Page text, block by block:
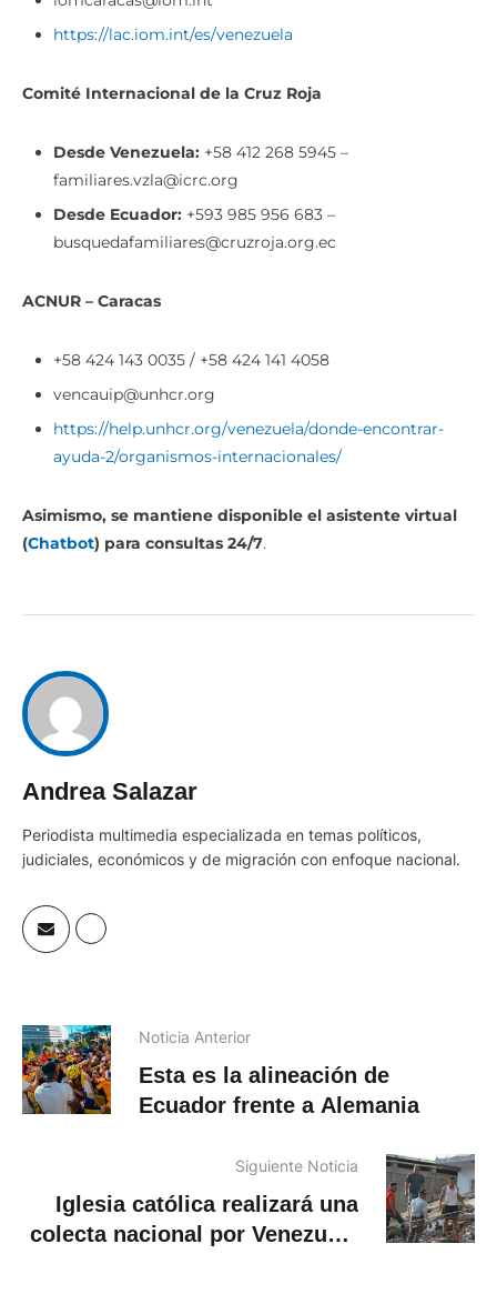
https://lac.iom.int/es/venezuela
Comité Internacional de la Cruz Roja
Desde Venezuela: +58 412 268 5945 –
familiares.vzla@icrc.org
Desde Ecuador: +593 985 956 683 –
busquedafamiliares@cruzroja.org.ec
ACNUR – Caracas
+58 424 143 0035 / +58 424 141 4058
vencauip@unhcr.org
https://help.unhcr.org/venezuela/donde-encontrar-
ayuda-2/organismos-internacionales/
Asimismo, se mantiene disponible el asistente virtual
(Chatbot) para consultas 24/7.
Andrea Salazar
Periodista multimedia especializada en temas políticos,
judiciales, económicos y de migración con enfoque nacional.
Noticia Anterior
Esta es la alineación de
Ecuador frente a Alemania
Siguiente Noticia
Iglesia católica realizará una
colecta nacional por Venezuela